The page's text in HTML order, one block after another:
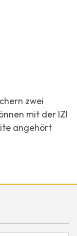
zwei
mit der IZI
angehört